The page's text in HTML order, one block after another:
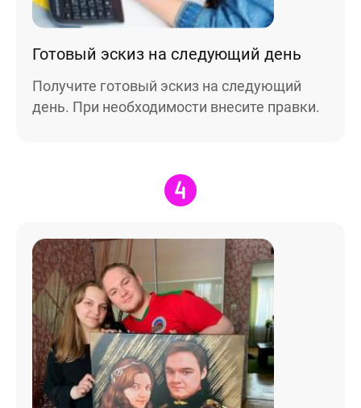
Готовый эскиз на следующий день
Получите готовый эскиз на следующий
день. При необходимости внесите правки.